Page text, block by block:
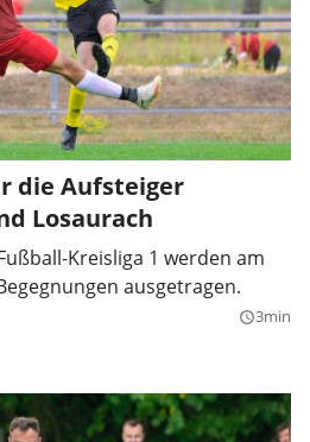
die Aufsteiger
Losaurach
Kreisliga 1 werden am
ausgetragen.
query_builder3min